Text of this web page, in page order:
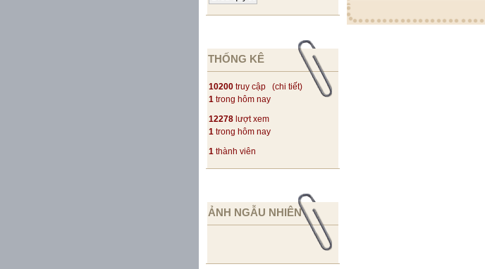
THỐNG KÊ
10200 truy cập (chi tiết)
1 trong hôm nay
12278 lượt xem
1 trong hôm nay
1 thành viên
ẢNH NGẪU NHIÊN